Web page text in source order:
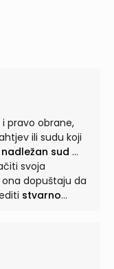
pravo obrane,
ili sudu koji
sud ...
svoja
dopuštaju da
stvarno
ili odredi